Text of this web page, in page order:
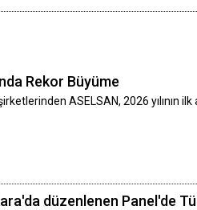
Rekor Büyüme
ASELSAN, 2026 yılının ilk
düzenlenen Panel'de